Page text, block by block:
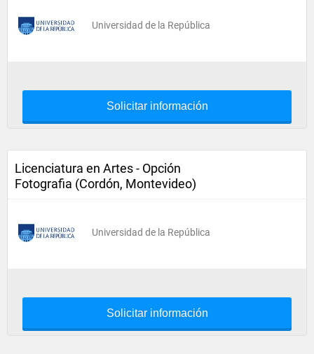
Universidad de la República
Solicitar información
Licenciatura en Artes - Opción
Fotografia (Cordón, Montevideo)
Universidad de la República
Solicitar información